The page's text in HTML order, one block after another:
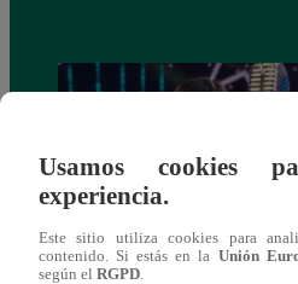
Usamos cookies
experiencia.
Este sitio utiliza cookies para
contenido. Si estás en la Unión
según el RGPD